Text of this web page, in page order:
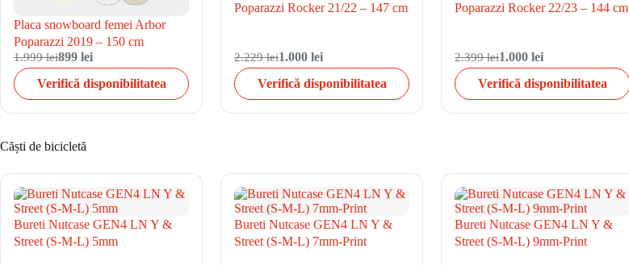
Placa snowboard femei Arbor
Poparazzi 2019 – 150 cm
1.999 lei899 lei
Verifică disponibilitatea
Poparazzi Rocker 21/22 – 147 cm
2.229 lei1.000 lei
Verifică disponibilitatea
Poparazzi Rocker 22/23 – 144 cm
2.399 lei1.000 lei
Verifică disponibilitatea
Căști de bicicletă
Bureti Nutcase GEN4 LN Y &
Street (S-M-L) 5mm
Bureti Nutcase GEN4 LN Y &
Street (S-M-L) 7mm-Print
Bureti Nutcase GEN4 LN Y &
Street (S-M-L) 9mm-Print